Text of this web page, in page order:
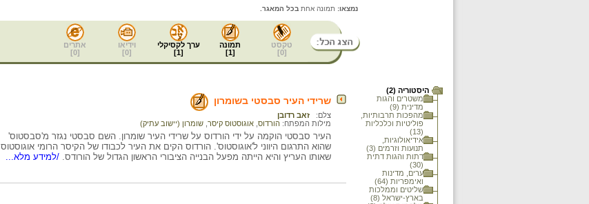
נמצאו: תמונה אחת בכל המאגר.
טקסט
[
0
]
תמונה
[
1
]
ערך לקסיקלי
[
1
]
וידיאו
[
0
]
אתרים
[
0
]
היסטוריה (2)
משטרים והגות
מדינית (9)
מהפכות תרבותיות,
פוליטיות וכלכליות
(13)
אידיאולוגיות,
תנועות וזרמים (3)
דתות והגות דתית
(30)
ערים, מדינות
ואימפריות (64)
שליטים וממלכות
בארץ-ישראל (8)
שרידי העיר סבסטי בשומרון
צלם:
זאב רדובן
מילות המפתח: הורדוס אוגוסטוס קיסר שומרון (יישוב עתיק)
העיר סבסטי הוקמה על ידי הורדוס על שרידי העיר שומרון. השם סבסטי נגזר מ'סבסטוס'
שהוא התרגום היווני ל'אוגוסטוס'. הורדוס הקים את העיר לכבודו של הקיסר הרומי אוגוסטוס
שאותו העריץ והיא הייתה מפעל הבנייה הציבורי הראשון הגדול של הורודס. /למידע מלא...